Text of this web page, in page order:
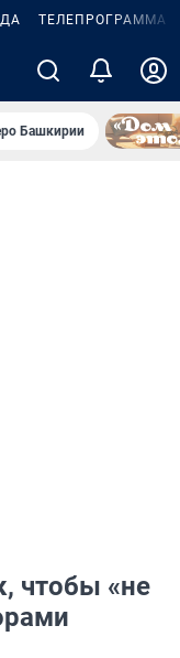
ТЕЛЕПРОГРАММА
Башкирии
чтобы «не